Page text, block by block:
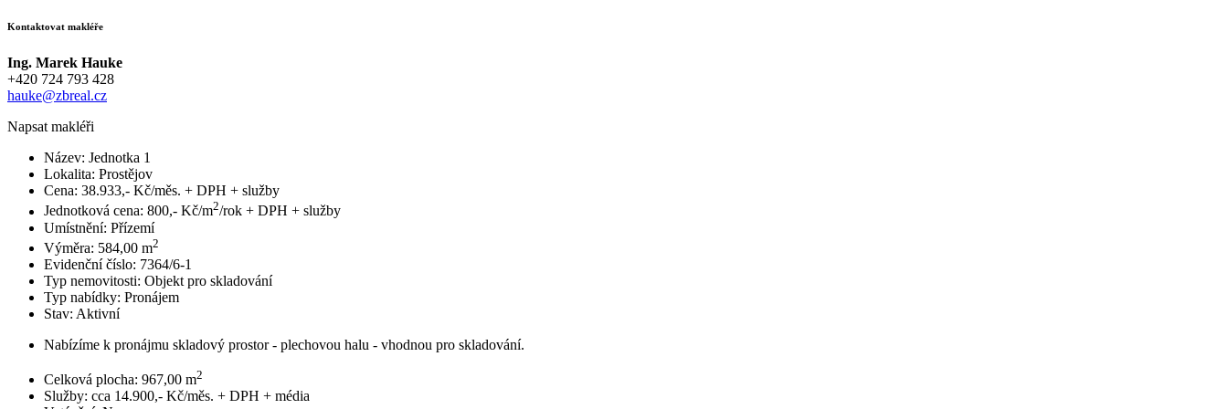
Kontaktovat makléře
Ing. Marek Hauke
+420 724 793 428
hauke@zbreal.cz
Napsat makléři
Název: Jednotka 1
Lokalita: Prostějov
Cena: 38.933,- Kč/měs. + DPH + služby
Jednotková cena: 800,- Kč/m2/rok + DPH + služby
Umístnění: Přízemí
Výměra: 584,00 m2
Evidenční číslo: 7364/6-1
Typ nemovitosti: Objekt pro skladování
Typ nabídky: Pronájem
Stav: Aktivní
Nabízíme k pronájmu skladový prostor - plechovou halu - vhodnou pro skladování.
Celková plocha: 967,00 m2
Služby: cca 14.900,- Kč/měs. + DPH + média